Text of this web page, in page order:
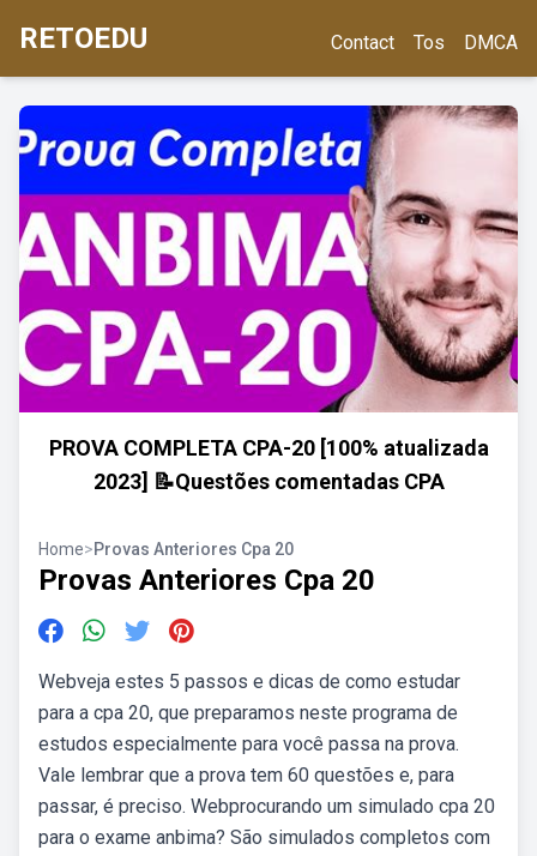
RETOEDU Contact Tos DMCA
PROVA COMPLETA CPA-20 [100% atualizada
2023] 📝Questões comentadas CPA
Home>Provas Anteriores Cpa 20
Provas Anteriores Cpa 20
Webveja estes 5 passos e dicas de como estudar
para a cpa 20, que preparamos neste programa de
estudos especialmente para você passa na prova.
Vale lembrar que a prova tem 60 questões e, para
passar, é preciso. Webprocurando um simulado cpa 20
para o exame anbima? São simulados completos com